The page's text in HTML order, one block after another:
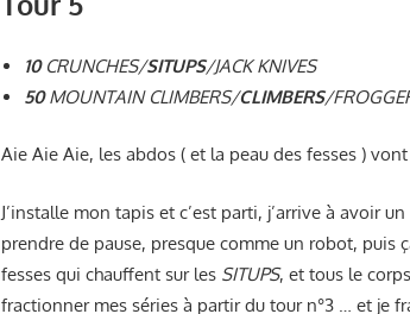
10CRUNCHES/SITUPS/JACK KNIVES
50MOUNTAIN CLIMBERS/CLIMBERS/
Aie Aie Aie, les abdos ( et la peau des fesses )
J’installe mon tapis et c’est parti, j’arrive à avoir
prendre de pause, presque comme un robot, puis
fesses qui chauffent sur les SITUPS, et tous le
fractionner mes séries à partir du tour n°3 … et je